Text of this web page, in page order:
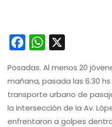
Facebook
Posadas. Al menos 20
mañana, pasada las 6.30
transporte urbano de
la intersección de la Av.
enfrentaron a golpes